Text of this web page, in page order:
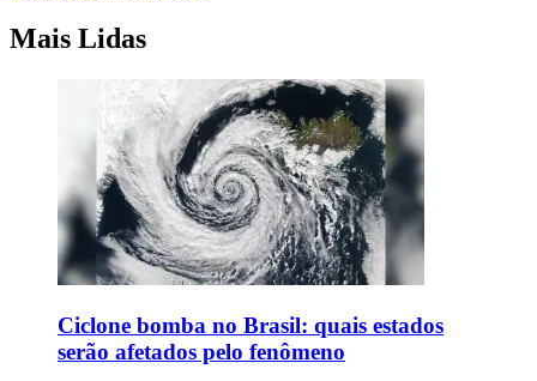
Mais Lidas
Ciclone bomba no Brasil: quais estados
serão afetados pelo fenômeno